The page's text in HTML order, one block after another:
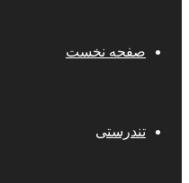
صفحه نخست
تندرستی